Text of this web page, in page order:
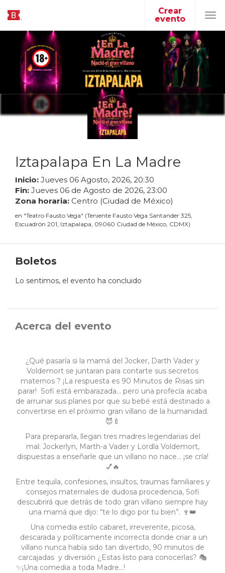
Crear
evento
Iztapalapa En La Madre
Inicio: Jueves 06 Agosto, 2026, 20:30
Fin: Jueves 06 de Agosto de 2026, 23:00
Zona horaria: Centro (Ciudad de México)
en "Teatro Fausto Vega" (Teniente Fausto Vega Santander 325,
Escuadrón 201, Iztapalapa, 09060 Ciudad de México, CDMX)
Boletos
Lo sentimos, el evento ha concluido
Acerca del evento
¿Qué pasaría si la mamá del Jocker, Darth Vader y
Voldemort se juntaran para contarte sus secretos
maternos ? ¡La respuesta es 90 Minutos de Risas sin
parar! Sofi está embarazada… pero una profecía acaba
de arruinar sus planes por que su bebé está destinado a
convertirse en el próximo gran villano de la humanidad.
😈🍼
Para prepararla, llegan tres madres legendarias del
mal: Jockerlyn, Marth-a Vader y Lordla Voldemort,
dispuestas a enseñarle que un villano no nace… ¡se cría!
💅🔥
Entre tequila, confesiones, insultos, traumas familiares y
consejos maternales de dudosa procedencia, Sofi
descubrirá que detrás de todo gran villano siempre hay
una mamá que dijo: “te lo digo por tu bien”. 🍷👑
Una comedia estilo cabaret, irreverente, picosa,
descarada y políticamente incorrecta donde criar a un
villano nunca había sido tan divertido, 90 minutos de
carcajadas y diversión ¿Estas listo para conocerlas? 🎭
✨¡Una comedia a toda Madre...!